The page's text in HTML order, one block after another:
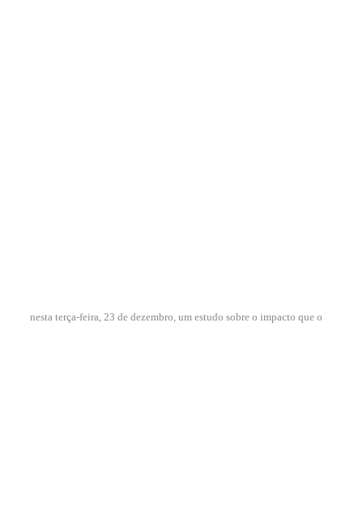
nesta terça-feira, 23 de dezembro, um estudo sobre o impacto que o